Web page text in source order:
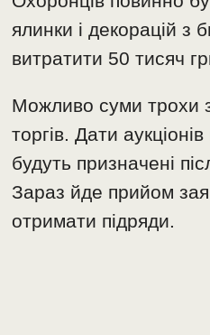
ялинки і декорацій з
витратити 50 тисяч
Можливо суми трохи
торгів. Дати
будуть призначені
Зараз йде прийом
отримати підряди.